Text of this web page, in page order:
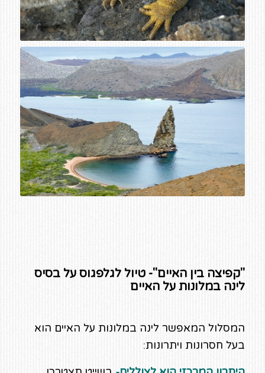
"קפיצה בין האיים"- טיול לגלפגוס על בסיס
לינה במלונות על האיים
המסלול המאפשר לינה במלונות על האיים הוא
בעל חסרונות ויתרונות: